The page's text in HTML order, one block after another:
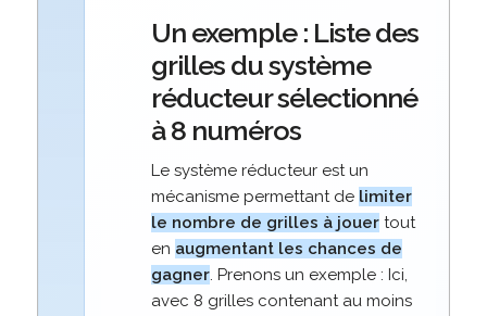
Un exemple : Liste des
grilles du système
réducteur sélectionné
à 8 numéros
Le système réducteur est un
mécanisme permettant de limiter
le nombre de grilles à jouertout
en augmentant les chances de
gagner. Prenons un exemple : Ici,
avec 8 grilles contenant au moins